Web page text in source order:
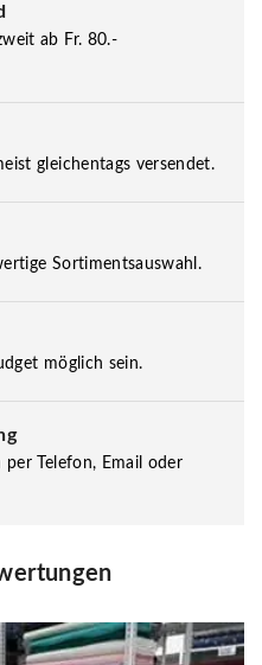
ab Fr. 80.-
gleichentags versendet.
Sortimentsauswahl.
möglich sein.
Telefon, Email oder